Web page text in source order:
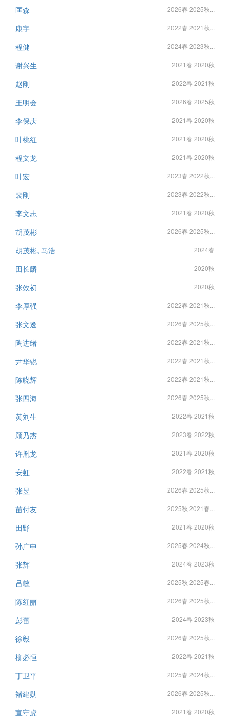
匡森 2026春 2025秋...
康宇 2022春 2021秋...
程健 2024春 2023秋...
谢兴生 2021春 2020秋
赵刚 2022春 2021秋
王明会 2026春 2025秋
李保庆 2021春 2020秋
叶桃红 2021春 2020秋
程文龙 2021春 2020秋
叶宏 2023春 2022秋...
裴刚 2023春 2022秋...
李文志 2021春 2020秋
胡茂彬 2026春 2025秋...
胡茂彬, 马浩 2024春
田长麟 2020秋
张效初 2020秋
李厚强 2022春 2021秋...
张文逸 2026春 2025秋...
陶进绪 2022春 2021秋...
尹华锐 2022春 2021秋...
陈晓辉 2022春 2021秋...
张四海 2026春 2025秋...
黄刘生 2022春 2021秋
顾乃杰 2023春 2022秋
许胤龙 2021春 2020秋
安虹 2022春 2021秋
张昱 2026春 2025秋...
苗付友 2025秋 2021春...
田野 2021春 2020秋
孙广中 2025春 2024秋...
张辉 2024春 2023秋
吕敏 2025秋 2025春...
陈红丽 2026春 2025秋...
彭蕾 2024春 2023秋
徐毅 2026春 2025秋...
柳必恒 2022春 2021秋
丁卫平 2025春 2024秋...
褚建勋 2026春 2025秋...
宣守虎 2021春 2020秋